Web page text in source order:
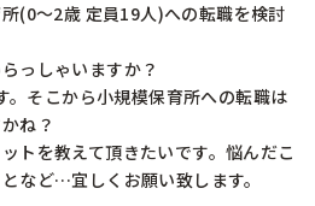
(0〜2歳 定員19人)への転職を検討
っしゃいますか？
そこから小規模保育所への転職は
ね？
トを教えて頂きたいです。悩んだこ
など…宜しくお願い致します。